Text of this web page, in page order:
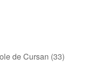
de Cursan (33)